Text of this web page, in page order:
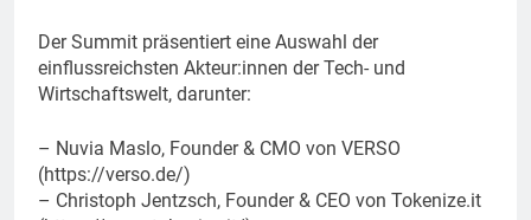
Der Summit präsentiert eine Auswahl der
einflussreichsten Akteur:innen der Tech- und
Wirtschaftswelt, darunter:
– Nuvia Maslo, Founder & CMO von VERSO
(https://verso.de/)
– Christoph Jentzsch, Founder & CEO von Tokenize.it